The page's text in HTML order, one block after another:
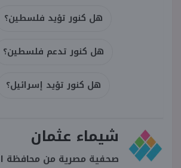
هل كنور تؤيد فلسطين؟
هل كنور تدعم فلسطين؟
هل كنور تؤيد إسرائيل؟
شيماء عثمان
صحفية مصرية من محافظة